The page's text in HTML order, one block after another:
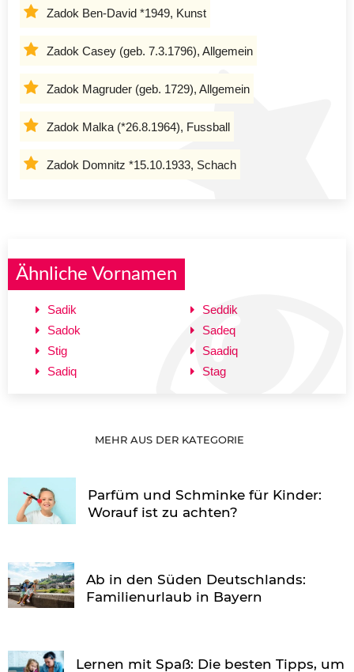
Zadok Ben-David *1949, Kunst
Zadok Casey (geb. 7.3.1796), Allgemein
Zadok Magruder (geb. 1729), Allgemein
Zadok Malka (*26.8.1964), Fussball
Zadok Domnitz *15.10.1933, Schach
Ähnliche Vornamen
Sadik
Sadok
Stig
Sadiq
Seddik
Sadeq
Saadiq
Stag
MEHR AUS DER KATEGORIE
Parfüm und Schminke für Kinder:
Worauf ist zu achten?
Ab in den Süden Deutschlands:
Familienurlaub in Bayern
Lernen mit Spaß: Die besten Tipps, um